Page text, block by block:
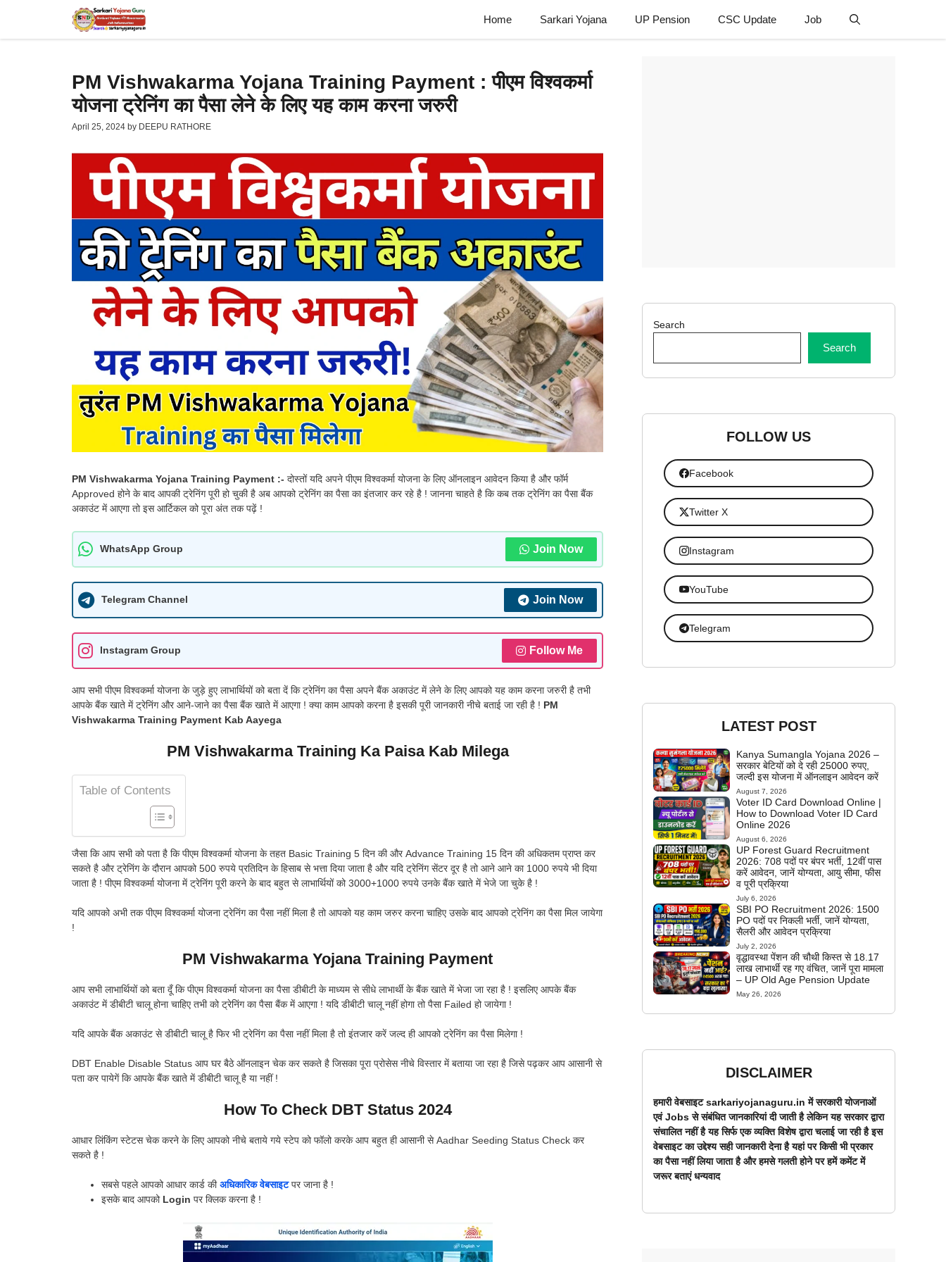
Home Sarkari Yojana UP Pension CSC Update Job
PM Vishwakarma Yojana Training Payment : पीएम विश्वकर्मा
योजना ट्रेनिंग का पैसा लेने के लिए यह काम करना जरुरी
April 25, 2024 by DEEPU RATHORE
PM Vishwakarma Yojana Training Payment :- दोस्तों यदि अपने पीएम विश्वकर्मा योजना के लिए ऑनलाइन आवेदन किया है और फॉर्म
Approved होने के बाद आपकी ट्रेनिंग पूरी हो चुकी है अब आपको ट्रेनिंग का पैसा का इंतजार कर रहे है ! जानना चाहते है कि कब तक ट्रेनिंग का पैसा बैंक
अकाउंट में आएगा तो इस आर्टिकल को पूरा अंत तक पढ़ें !
WhatsApp Group Join Now
Telegram Channel Join Now
Instagram Group Follow Me
आप सभी पीएम विश्वकर्मा योजना के जुड़े हुए लाभार्थियों को बता दें कि ट्रेनिंग का पैसा अपने बैंक अकाउंट में लेने के लिए आपको यह काम करना जरुरी है तभी
आपके बैंक खाते में ट्रेनिंग और आने-जाने का पैसा बैंक खाते में आएगा ! क्या काम आपको करना है इसकी पूरी जानकारी नीचे बताई जा रही है ! PM
Vishwakarma Training Payment Kab Aayega
PM Vishwakarma Training Ka Paisa Kab Milega
Table of Contents
जैसा कि आप सभी को पता है कि पीएम विश्वकर्मा योजना के तहत Basic Training 5 दिन की और Advance Training 15 दिन की अधिकतम प्राप्त कर
सकते है और ट्रेनिंग के दौरान आपको 500 रुपये प्रतिदिन के हिसाब से भत्ता दिया जाता है और यदि ट्रेनिंग सेंटर दूर है तो आने आने का 1000 रुपये भी दिया
जाता है ! पीएम विश्वकर्मा योजना में ट्रेनिंग पूरी करने के बाद बहुत से लाभार्थियों को 3000+1000 रुपये उनके बैंक खाते में भेजे जा चुके है !
यदि आपको अभी तक पीएम विश्वकर्मा योजना ट्रेनिंग का पैसा नहीं मिला है तो आपको यह काम जरुर करना चाहिए उसके बाद आपको ट्रेनिंग का पैसा मिल जायेगा
!
PM Vishwakarma Yojana Training Payment
आप सभी लाभार्थियों को बता दूँ कि पीएम विश्वकर्मा योजना का पैसा डीबीटी के माध्यम से सीधे लाभार्थी के बैंक खाते में भेजा जा रहा है ! इसलिए आपके बैंक
अकाउंट में डीबीटी चालू होना चाहिए तभी को ट्रेनिंग का पैसा बैंक में आएगा ! यदि डीबीटी चालू नहीं होगा तो पैसा Failed हो जायेगा !
यदि आपके बैंक अकाउंट से डीबीटी चालू है फिर भी ट्रेनिंग का पैसा नहीं मिला है तो इंतजार करें जल्द ही आपको ट्रेनिंग का पैसा मिलेगा !
DBT Enable Disable Status आप घर बैठे ऑनलाइन चेक कर सकते है जिसका पूरा प्रोसेस नीचे विस्तार में बताया जा रहा है जिसे पढ़कर आप आसानी से
पता कर पायेगें कि आपके बैंक खाते में डीबीटी चालू है या नहीं !
How To Check DBT Status 2024
आधार लिंकिंग स्टेटस चेक करने के लिए आपको नीचे बताये गये स्टेप को फॉलो करके आप बहुत ही आसानी से Aadhar Seeding Status Check कर
सकते है !
सबसे पहले आपको आधार कार्ड कीअधिकारिक वेबसाइटपर जाना है !
इसके बाद आपको Login पर क्लिक करना है !
Search
Search
FOLLOW US
Facebook
Twitter X
Instagram
YouTube
Telegram
LATEST POST
Kanya Sumangla Yojana 2026 –
सरकार बेटियों को दे रही 25000 रुपए,
जल्दी इस योजना में ऑनलाइन आवेदन करें
August 7, 2026
Voter ID Card Download Online |
How to Download Voter ID Card
Online 2026
August 6, 2026
UP Forest Guard Recruitment
2026: 708 पदों पर बंपर भर्ती, 12वीं पास
करें आवेदन, जानें योग्यता, आयु सीमा, फीस
व पूरी प्रक्रिया
July 6, 2026
SBI PO Recruitment 2026: 1500
PO पदों पर निकली भर्ती, जानें योग्यता,
सैलरी और आवेदन प्रक्रिया
July 2, 2026
वृद्धावस्था पेंशन की चौथी किस्त से 18.17
लाख लाभार्थी रह गए वंचित, जानें पूरा मामला
– UP Old Age Pension Update
May 26, 2026
DISCLAIMER
हमारी वेबसाइट sarkariyojanaguru.in में सरकारी योजनाओं
एवं Jobs से संबंधित जानकारियां दी जाती है लेकिन यह सरकार द्वारा
संचालित नहीं है यह सिर्फ एक व्यक्ति विशेष द्वारा चलाई जा रही है इस
वेबसाइट का उद्देश्य सही जानकारी देना है यहां पर किसी भी प्रकार
का पैसा नहीं लिया जाता है और हमसे गलती होने पर हमें कमेंट में
जरूर बताएं धन्यवाद